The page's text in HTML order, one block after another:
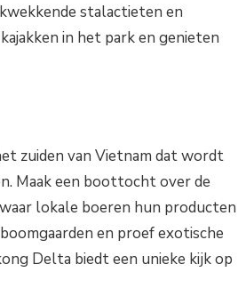
stalactieten en
in het park en genieten
zuiden van Vietnam dat wordt
Maak een boottocht over de
lokale boeren hun producten
en proef exotische
Delta biedt een unieke kijk op